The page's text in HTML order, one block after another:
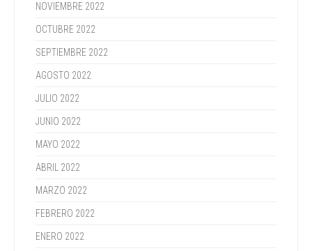
NOVIEMBRE 2022
OCTUBRE 2022
SEPTIEMBRE 2022
AGOSTO 2022
JULIO 2022
JUNIO 2022
MAYO 2022
ABRIL 2022
MARZO 2022
FEBRERO 2022
ENERO 2022